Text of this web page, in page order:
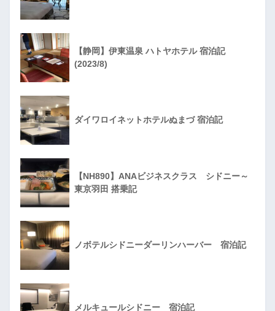
【静岡】伊東温泉 ハトヤホテル 宿泊記
(2023/8)
ダイワロイネットホテルぬまづ 宿泊記
【NH890】ANAビジネスクラス シドニー～
東京羽田 搭乗記
ノボテルシドニーダーリンハーバー 宿泊記
メルキュールシドニー 宿泊記